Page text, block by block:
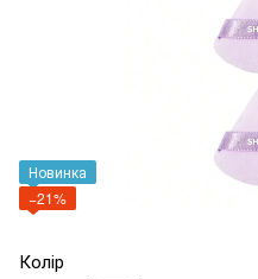
Новинка
−21%
Колір